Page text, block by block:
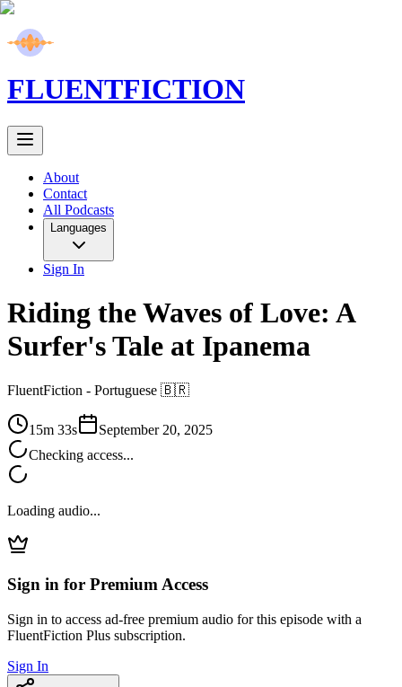
FLUENTFICTION
About
Contact
All Podcasts
Languages
Sign In
Riding the Waves of Love: A
Surfer's Tale at Ipanema
FluentFiction - Portuguese 🇧🇷
15m 33s
September 20, 2025
Checking access...
Loading audio...
Sign in for Premium Access
Sign in to access ad-free premium audio for this episode with a
FluentFiction Plus subscription.
Sign In